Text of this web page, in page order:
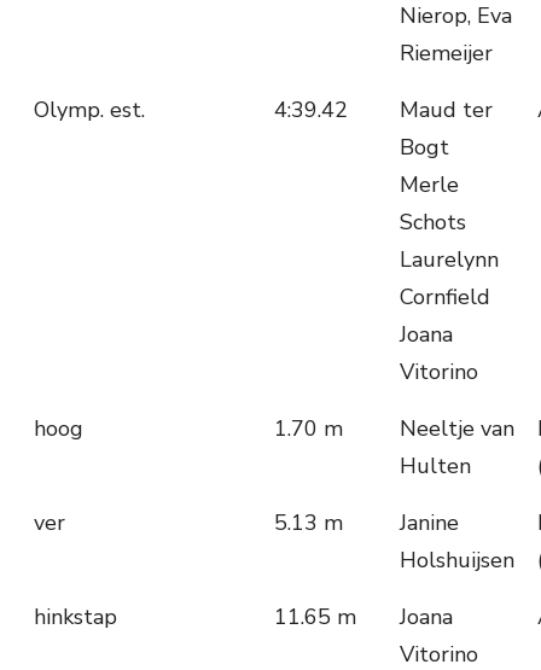
Nierop, Eva
Riemeijer
Olymp. est. 4:39.42
Maud ter
Bogt
Merle
Schots
Laurelynn
Cornfield
Joana
Vitorino
hoog 1.70 m
Neeltje van
Hulten
ver
5.13 m
Janine
Holshuijsen
hinkstap
11.65 m
Joana
Vitorino